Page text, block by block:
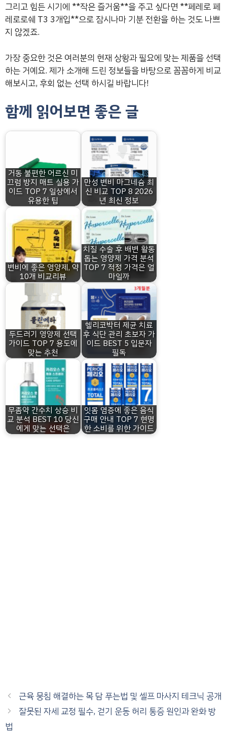
그리고 힘든 시기에 **작은 즐거움**을 주고 싶다면 **페레로 페
레로로쉐 T3 3개입**으로 잠시나마 기분 전환을 하는 것도 나쁘
지 않겠죠.
가장 중요한 것은 여러분의 현재 상황과 필요에 맞는 제품을 선택
하는 거예요. 제가 소개해 드린 정보들을 바탕으로 꼼꼼하게 비교
해보시고, 후회 없는 선택 하시길 바랍니다!
함께 읽어보면 좋은 글
거동 불편한 어르신 미
끄럼 방지 매트 실용 가
이드 TOP 7 일상에서
유용한 팁
만성 변비 마그네슘 최
신 비교 TOP 8 2026
년 최신 정보
변비에 좋은 영양제, 약
10개 비교리뷰
치질 수술 후 배변 활동
돕는 영양제 가격 분석
TOP 7 적정 가격은 얼
마일까
두드러기 영양제 선택
가이드 TOP 7 용도에
맞는 추천
헬리코박터 제균 치료
후 식단 관리 초보자 가
이드 BEST 5 입문자
필독
무좀약 간수치 상승 비
교 분석 BEST 10 당신
에게 맞는 선택은
잇몸 염증에 좋은 음식
구매 안내 TOP 7 현명
한 소비를 위한 가이드
근육 뭉침 해결하는 목 담 푸는법 및 셀프 마사지 테크닉 공개
잘못된 자세 교정 필수, 걷기 운동 허리 통증 원인과 완화 방
법